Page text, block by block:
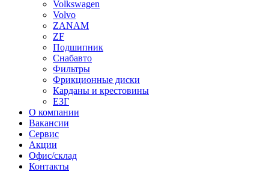
Volkswagen
Volvo
ZANAM
ZF
Подшипник
Снабавто
Фильтры
Фрикционные диски
Карданы и крестовины
ЕЗГ
О компании
Вакансии
Сервис
Акции
Офис/склад
Контакты